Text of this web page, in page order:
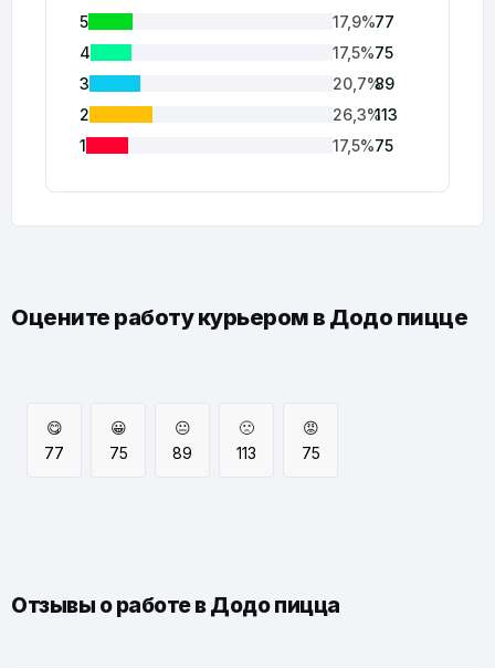
5 17,9%77
4
17,5%75
3
20,7%89
2
26,3%113
1
17,5%75
Оцените работу курьером в Додо пицце
😋
77
😀
75
😐
89
🙁
113
😡
75
Отзывы о работе в Додо пицца